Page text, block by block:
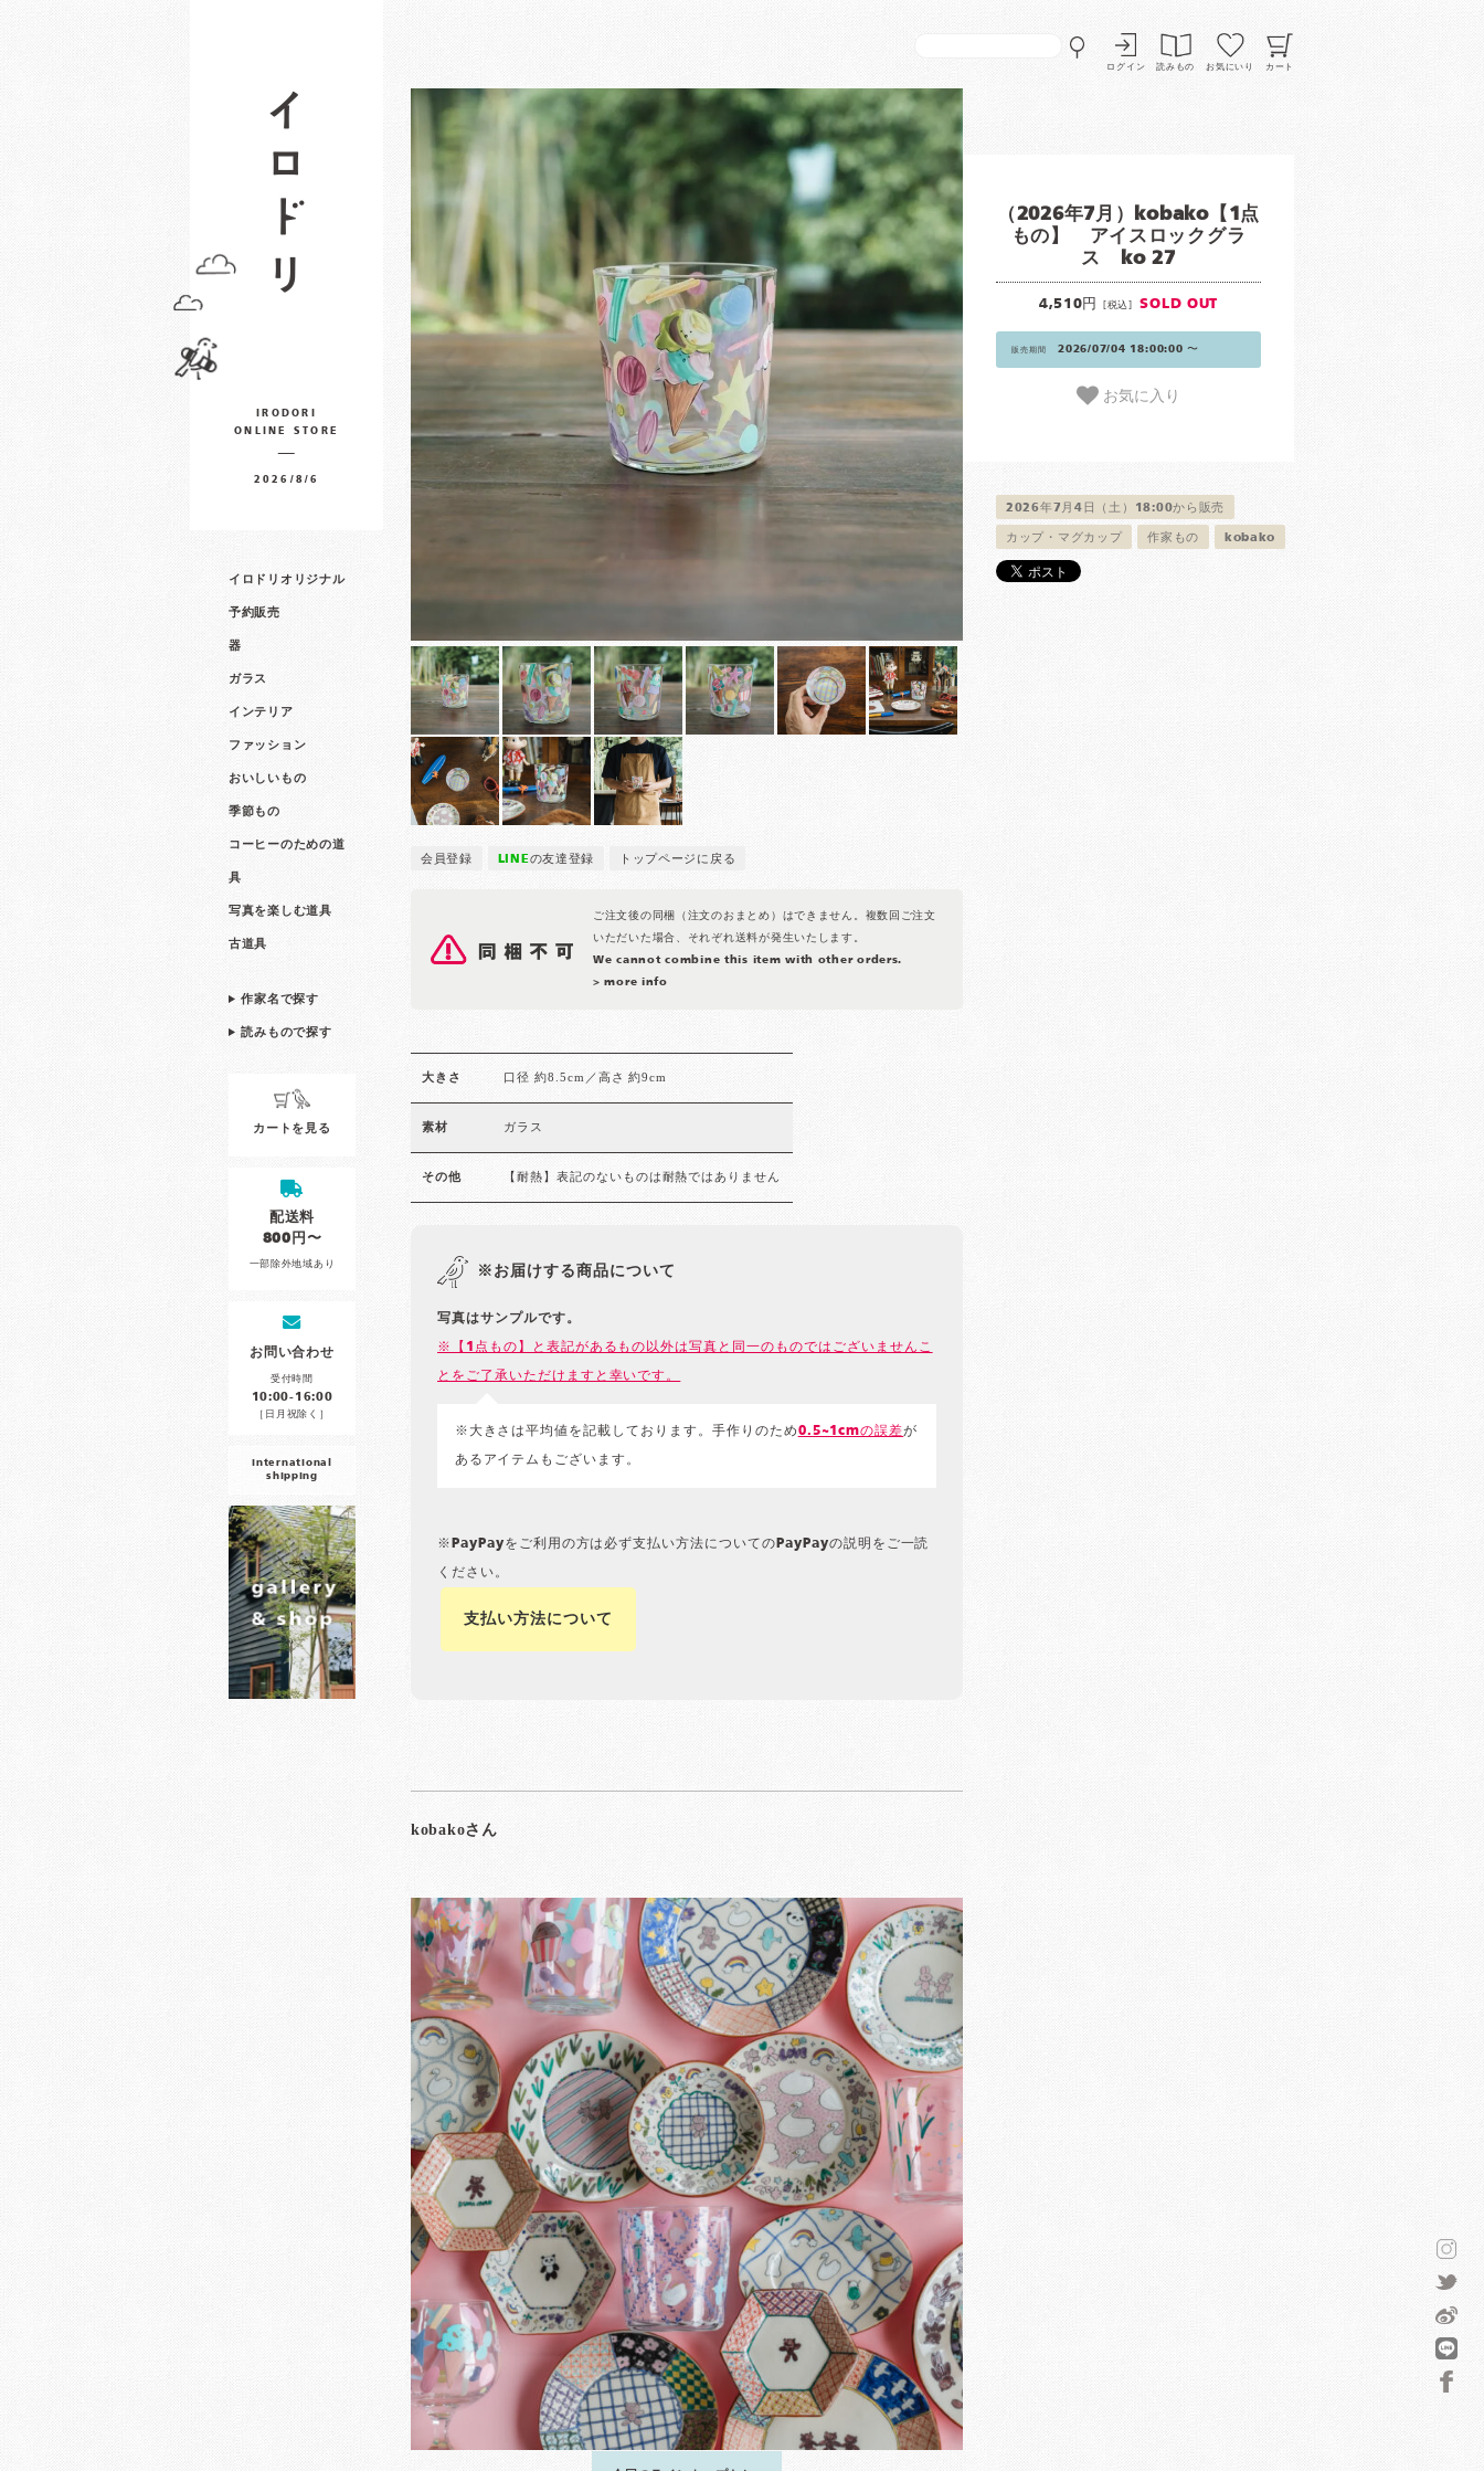
ログイン 読みもの お気にいり カート
IRODORI
ONLINE STORE
2026/8/6
イロドリオリジナル
予約販売
器
ガラス
インテリア
ファッション
おいしいもの
季節もの
コーヒーのための道
具
写真を楽しむ道具
古道具
作家名で探す
読みもので探す
カートを見る
配送料
800円〜
一部除外地域あり
お問い合わせ
受付時間
10:00-16:00
［日月祝除く］
international
shipping
会員登録 LINEの友達登録 トップページに戻る
ご注文後の同梱（注文のおまとめ）はできません。複数回ご注文
いただいた場合、それぞれ送料が発生いたします。
We cannot combine this item with other orders.
> more info
（2026年7月）kobako【1点
もの】 アイスロックグラ
ス ko 27
4,510円 [税込] SOLD OUT
販売期間 2026/07/04 18:00:00 〜
お気に入り
2026年7月4日（土）18:00から販売
カップ・マグカップ 作家もの kobako
大きさ 口径 約8.5cm／高さ 約9cm
素材 ガラス
その他 【耐熱】表記のないものは耐熱ではありません
※お届けする商品について
写真はサンプルです。
※【1点もの】と表記があるもの以外は写真と同一のものではございませんこ
とをご了承いただけますと幸いです。
※大きさは平均値を記載しております。手作りのため0.5~1cmの誤差が
あるアイテムもございます。
※PayPayをご利用の方は必ず支払い方法についてのPayPayの説明をご一読
ください。
支払い方法について